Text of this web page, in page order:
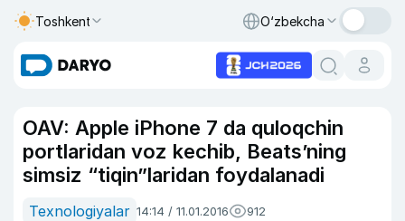
Toshkent O‘zbekcha
OAV: Apple iPhone 7 da quloqchin
portlaridan voz kechib, Beats’ning
simsiz “tiqin”laridan foydalanadi
Texnologiyalar 14:14 / 11.01.2016 912